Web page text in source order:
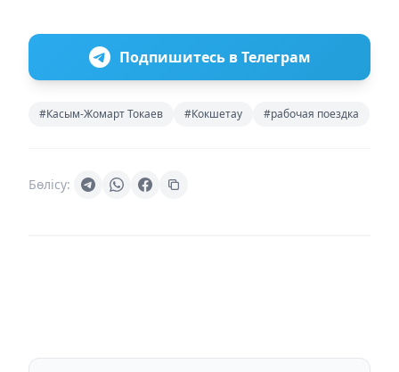
Подпишитесь в Телеграм
#Касым-Жомарт Токаев #Кокшетау #рабочая поездка
Бөлісу: